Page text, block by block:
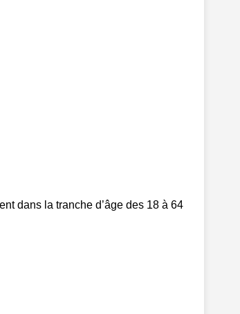
dans la tranche d’âge des 18 à 64